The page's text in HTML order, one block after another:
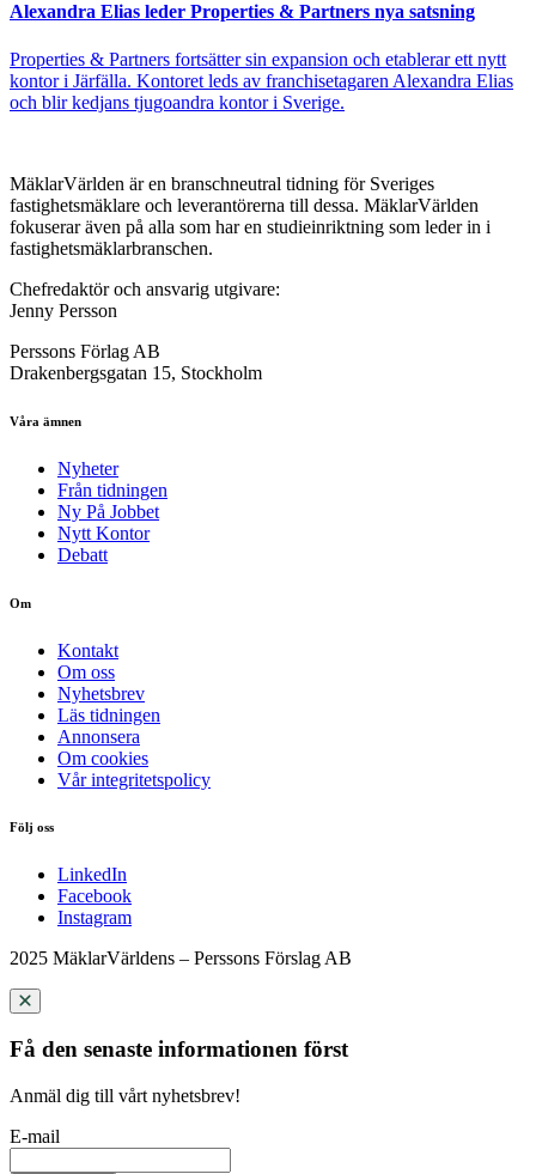
Alexandra Elias leder Properties & Partners nya satsning
Properties & Partners fortsätter sin expansion och etablerar ett nytt
kontor i Järfälla. Kontoret leds av franchisetagaren Alexandra Elias
och blir kedjans tjugoandra kontor i Sverige.
MäklarVärlden är en branschneutral tidning för Sveriges
fastighetsmäklare och leverantörerna till dessa. MäklarVärlden
fokuserar även på alla som har en studieinriktning som leder in i
fastighetsmäklarbranschen.
Chefredaktör och ansvarig utgivare:
Jenny Persson
Perssons Förlag AB
Drakenbergsgatan 15, Stockholm
Våra ämnen
Nyheter
Från tidningen
Ny På Jobbet
Nytt Kontor
Debatt
Om
Kontakt
Om oss
Nyhetsbrev
Läs tidningen
Annonsera
Om cookies
Vår integritetspolicy
Följ oss
LinkedIn
Facebook
Instagram
2025 MäklarVärldens – Perssons Förslag AB
Få den senaste informationen först
Anmäl dig till vårt nyhetsbrev!
E-mail